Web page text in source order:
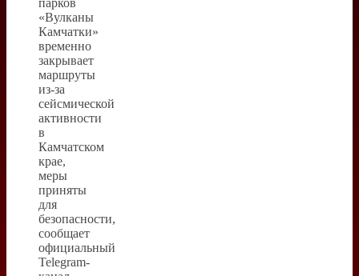
«Вулканы
Камчатки»
временно
закрывает
маршруты
из-за
сейсмической
активности
в
Камчатском
крае,
меры
приняты
для
безопасности,
сообщает
официальный
Telegram-